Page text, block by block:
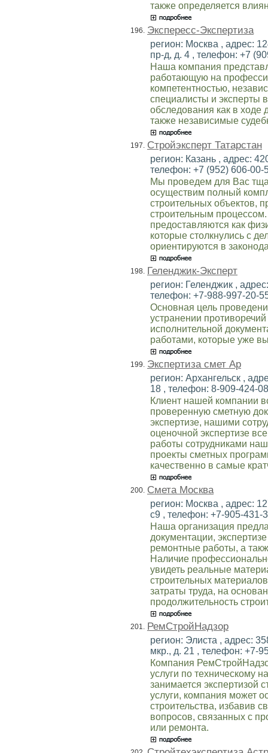
также определяется
196. Экспересс-Экспертиза
регион: Москва , адрес:
пр-д, д. 4 , телефон: +7
Наша компания
работающую на
компетентностью,
специалисты и эксперты
обследования как в ходе
также независимые
197. Стройэксперт Татарстан
регион: Казань , адрес:
телефон: +7 (952) 606-00-
Мы проведем для Вас
осуществим полный
строительных объектов,
строительным процессом.
предоставляются как
которые столкнулись с
ориентируются в
198. Геленджик-Эксперт
регион: Геленджик ,
телефон: +7-988-997-20-
Основная цель
устранении
исполнительной
работами, которые уже
199. Экспертиза смет Ар
регион: Архангельск ,
18 , телефон: 8-909-424-
Клиент нашей компании
проверенную сметную
экспертизе, нашими
оценочной экспертизе
работы сотрудниками
проекты сметных
качественно в самые
200. Смета Москва
регион: Москва , адрес:
с9 , телефон: +7-905-431-
Наша организация
документации,
ремонтные работы, а
Наличие
увидеть реальные
строительных
затраты труда, на
продолжительность
201. РемСтройНадзор
регион: Элиста , адрес:
мкр., д. 21 , телефон: +7-
Компания
услуги по техническому
занимается экспертизой
услуги, компания может
строительства, избавив
вопросов, связанных с
или ремонта.